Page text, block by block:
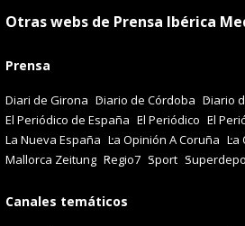
Otras webs de Prensa Ibérica
Prensa
Diari de Girona Diario de Córdoba Diario
El Periódico de España El Periódico El
La Nueva España La Opinión A Coruña La
Mallorca Zeitung Regio7 Sport
Canales temáticos